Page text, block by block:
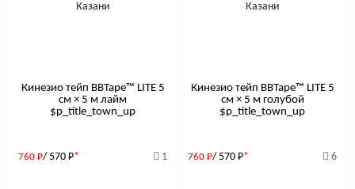
Кинезио тейп BBTape™ LITE 5
см × 5 м лайм
$р_title_town_up
760 Р/ 570 Р* 1
Кинезио тейп BBTape™ LITE 5
см × 5 м голубой
$р_title_town_up
760 Р/ 570 Р* 6